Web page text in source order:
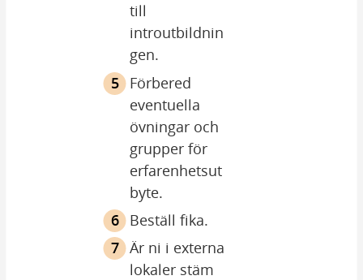
till
introutbildnin
gen.
Förbered
eventuella
övningar och
grupper för
erfarenhetsut
byte.
Beställ fika.
Är ni i externa
lokaler stäm